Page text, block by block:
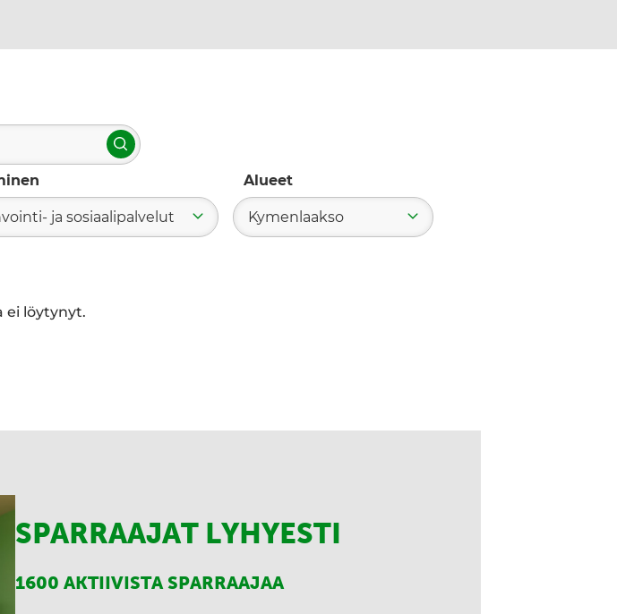
Hae
ja sosiaalipalvelut
Alueet
Kymenlaakso
ei löytynyt.
SPARRAAJAT LYHYESTI
1600 AKTIIVISTA SPARRAAJAA